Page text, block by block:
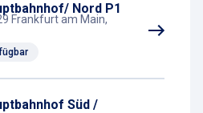
Nord P1
Frankfurt am Main,
Süd /